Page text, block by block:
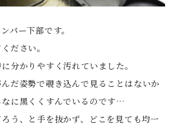
パー下部です。
ださい。
分かりやすく汚れていました。
だ姿勢で覗き込んで見ることはないか
なに黒くくすんでいるのです…
う、と手を抜かず、どこを見ても均一